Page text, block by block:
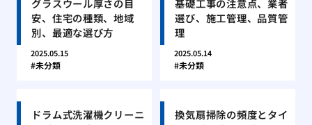
グラスウール厚さの目
安、住宅の種類、地域
別、最適な選び方
2025.05.15
未分類
基礎工事の注意点、業者
選び、施工管理、品質管
理
2025.05.14
未分類
ドラム式洗濯機クリーニ
換気扇掃除の頻度とタイ